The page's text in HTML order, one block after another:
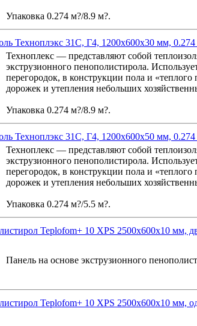
Упаковка 0.274 м?/8.9 м?.
Техноплэкс 31С, Г4, 1200x600x30 мм,
Техноплекс — представляют собой
экструзионного пенополистирола.
перегородок, в конструкции пола и «теплого
дорожек и утепления небольших
Упаковка 0.274 м?/8.9 м?.
Техноплэкс 31С, Г4, 1200x600x50 мм,
Техноплекс — представляют собой
экструзионного пенополистирола.
перегородок, в конструкции пола и «теплого
дорожек и утепления небольших
Упаковка 0.274 м?/5.5 м?.
Teplofom+ 10 XPS 2500x600x10 мм,
Панель на основе экструзионного
Teplofom+ 10 XPS 2500x600x10 мм,